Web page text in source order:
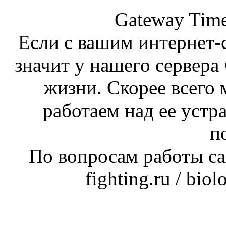
Gateway
Если с вашим интернет-
значит у нашего
жизни. Скорее
работаем над ее
По вопросам работы
fighting.ru /